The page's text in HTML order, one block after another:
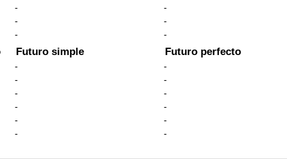
-
-
-
-
-
-
Futuro simple
-
-
-
-
-
-
Futuro perfecto
-
-
-
-
-
-